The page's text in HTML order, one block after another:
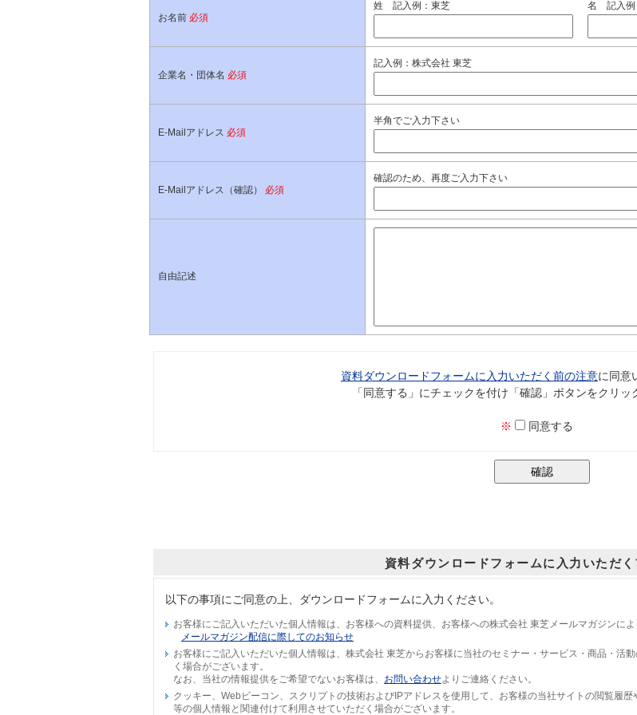
お名前 必須
姓 記入例：東芝 名 記入例
企業名・団体名 必須
記入例：株式会社 東芝
E-Mailアドレス 必須
半角でご入力下さい
E-Mailアドレス（確認） 必須
確認のため、再度ご入力下さい
自由記述
資料ダウンロードフォームに入力いただく前の注意に同意
「同意する」にチェックを付け「確認」ボタンをクリッ
※ 同意する
資料ダウンロードフォームに入力いただ
以下の事項にご同意の上、ダウンロードフォームに入力ください。
お客様にご記入いただいた個人情報は、お客様への資料提供、お客様への株式会社 東芝メールマガジンに
メールマガジン配信に際してのお知らせ
お客様にご記入いただいた個人情報は、株式会社 東芝からお客様に当社のセミナー・サービス・商品・活
く場合がございます。
なお、当社の情報提供をご希望でないお客様は、 お問い合わせよりご連絡ください。
クッキー、Webビーコン、スクリプトの技術およびIPアドレスを使用して、お客様の当社サイトの閲覧履
等の個人情報と関連付けて利用させていただく場合がございます。